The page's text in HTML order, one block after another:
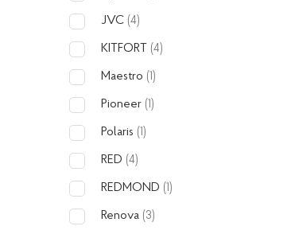
JVC (4)
KITFORT (4)
Maestro (1)
Pioneer (1)
Polaris (1)
RED (4)
REDMOND (1)
Renova (3)